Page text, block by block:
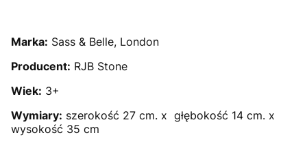
Marka: Sass & Belle, London
Producent: RJB Stone
Wiek: 3+
Wymiary: szerokość 27 cm. x głębokość 14 cm. x
wysokość 35 cm